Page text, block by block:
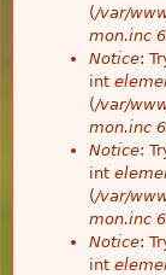
(/var/
mon.inc
Notice:
int
(/var/
mon.inc
Notice:
int
(/var/
mon.inc
Notice:
int